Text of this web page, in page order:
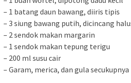
– 1 batang daun bawang, diiris tipis
– 3 siung bawang putih, dicincang
– 2 sendok makan margarin
– 1 sendok makan tepung terigu
– 200 ml susu cair
– Garam, merica, dan gula secukupnya